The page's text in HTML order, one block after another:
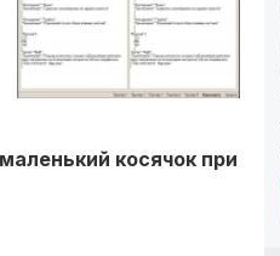
косячок при